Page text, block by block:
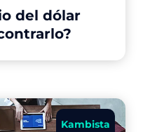
del dólar
Kambista